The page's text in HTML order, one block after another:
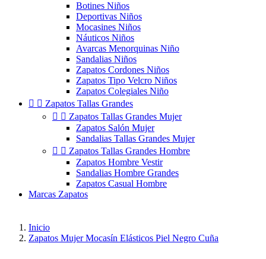
Botines Niños
Deportivas Niños
Mocasines Niños
Náuticos Niños
Avarcas Menorquinas Niño
Sandalias Niños
Zapatos Cordones Niños
Zapatos Tipo Velcro Niños
Zapatos Colegiales Niño
  Zapatos Tallas Grandes
  Zapatos Tallas Grandes Mujer
Zapatos Salón Mujer
Sandalias Tallas Grandes Mujer
  Zapatos Tallas Grandes Hombre
Zapatos Hombre Vestir
Sandalias Hombre Grandes
Zapatos Casual Hombre
Marcas Zapatos
Inicio
Zapatos Mujer Mocasín Elásticos Piel Negro Cuña